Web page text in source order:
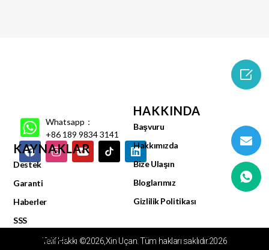
Whatsapp：
+86 189 9834 3141
KAYNAKLAR
Destek
Garanti
Haberler
SSS
Video Merkezi
HAKKINDA
Başvuru
Hakkımızda
Bize Ulaşın
Bloglarımız
Gizlilik Politikası
Telif Hakkı ©2026,Xin Uçan. Tüm hakları saklıdır.2026
